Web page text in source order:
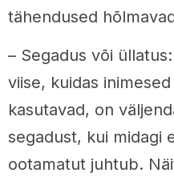
tähendused
– Segadus või
viise, kuidas
kasutavad, on
segadust, kui midagi
ootamatut juhtub.